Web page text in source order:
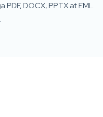
DOCX, PPTX at EML